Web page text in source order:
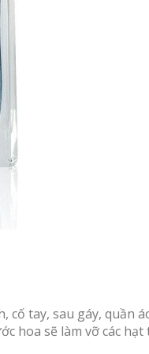
cố tay, sau gáy, quần
hoa sẽ làm vỡ các hạt